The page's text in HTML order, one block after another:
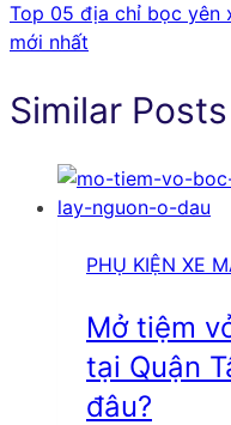
viết
Top 05 địa chỉ bọc yên
mới nhất
Similar Posts
PHỤ KIỆN XE
Mở tiệm
tại Quận
đâu?